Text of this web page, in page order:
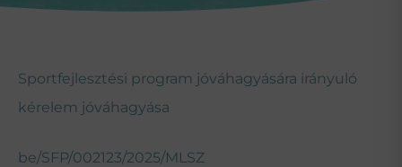
Sportfejlesztési program jóváhagyására irányuló
kérelem jóváhagyása
be/SFP/002123/2025/MLSZ